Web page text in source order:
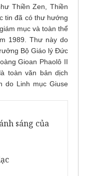
Thiền Zen, Thiền
tin đã có thư hướng
mục và toàn thể
1989. Thư này do
Bộ Giáo lý Đức
Gioan Phaolô II
toàn văn bản dịch
do Linh mục Giuse
sáng của